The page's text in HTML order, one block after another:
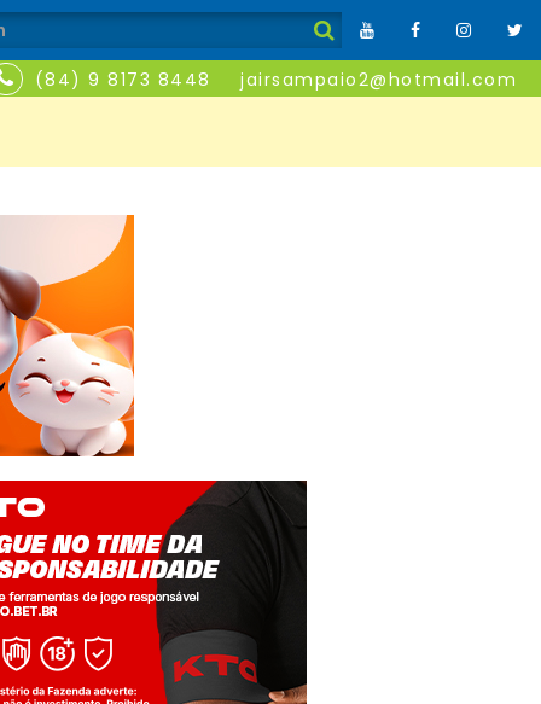
(84) 9 8173 8448 jairsampaio2@hotmail.com